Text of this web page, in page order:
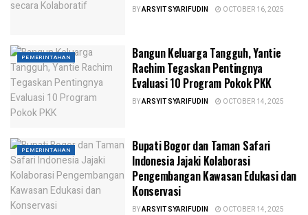
BYARSYIT SYARIFUDIN OCTOBER 16, 2025
PEMERINTAHAN
Bangun Keluarga Tangguh, Yantie
Rachim Tegaskan Pentingnya
Evaluasi 10 Program Pokok PKK
BYARSYIT SYARIFUDIN OCTOBER 14, 2025
PEMERINTAHAN
Bupati Bogor dan Taman Safari
Indonesia Jajaki Kolaborasi
Pengembangan Kawasan Edukasi dan
Konservasi
BYARSYIT SYARIFUDIN OCTOBER 14, 2025